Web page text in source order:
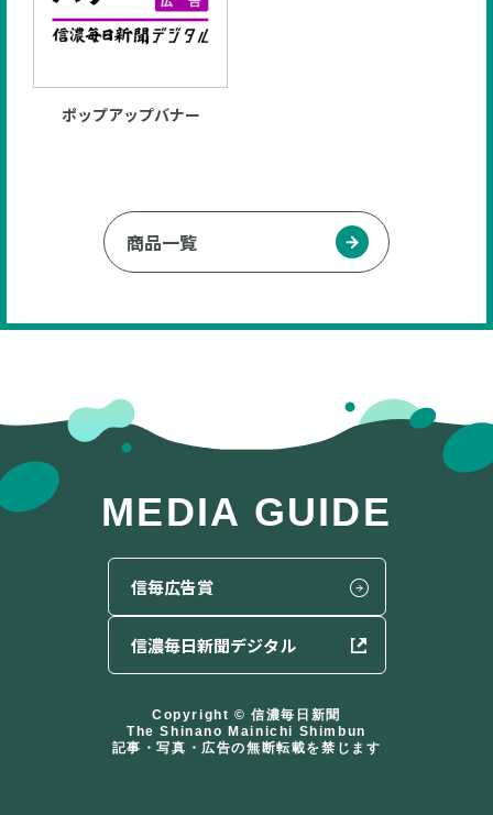
ポップアップバナー
商品一覧
MEDIA GUIDE
信毎広告賞
信濃毎日新聞デジタル
Copyright © 信濃毎日新聞
The Shinano Mainichi Shimbun
記事・写真・広告の無断転載を禁じます